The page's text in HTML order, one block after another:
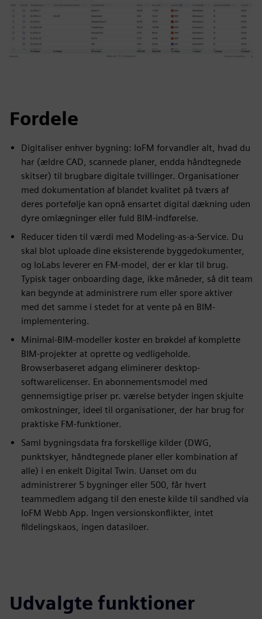
Fordele
Digitaliser enhver bygning: IoFM forvandler alt, hvad du
har (ældre CAD, scannede planer, endda håndtegnede
skitser) til brugbare digitale tvillinger. Organisationer
med dokumentation af blandet kvalitet på tværs af
deres portefølje kan opnå ensartet digital dækning uden
dyre omlægninger eller fuld BIM-indførelse.
Reducer tiden til værdi med Modeling-as-a-Service. Du
skal blot uploade dine eksisterende byggedokumenter,
og IoLabs leverer en FM-model, der er klar til brug.
Typisk tager onboarding dage, ikke måneder, så dit team
kan begynde at administrere rum eller spore aktiver
med det samme i stedet for at vente på en BIM-
implementering.
Minimal-BIM-modeller koster en brøkdel af komplette
BIM-projekter at oprette og vedligeholde.
Browserbaseret adgang eliminerer desktop-
softwarelicenser. En abonnementsmodel med
gennemsigtige priser pr. værelse betyder ingen skjulte
omkostninger, ideel til organisationer, der har brug for
praktiske FM-funktioner.
Saml bygningsdata fra forskellige kilder (DWG,
punktskyer, håndtegnede planer eller kombination af
alle) i en enkelt Digital Twin. Uanset om du
administrerer 5 bygninger eller 500, får hvert
teammedlem adgang til den eneste kilde til sandhed via
IoFM Webb App. Ingen versionskonflikter, intet
fildelingskaos, ingen datasiloer.
Udvalgte funktioner